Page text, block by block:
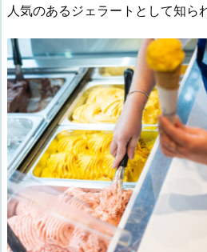
人気のあるジェラートとして知ら